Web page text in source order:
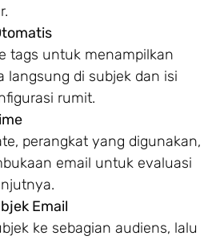
tags untuk menampilkan
langsung di subjek dan isi
rumit.
perangkat yang digunakan,
email untuk evaluasi
Email
ke sebagian audiens, lalu